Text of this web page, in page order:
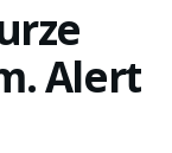
Alert